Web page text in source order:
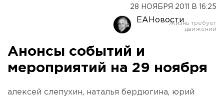
28 НОЯБРЯ 2011 В 16:25
ЕАНовости
Анонсы событий и
мероприятий на 29 ноября
алексей слепухин, наталья бердюгина, юрий